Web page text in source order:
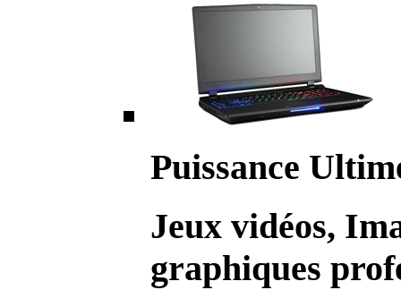
Puissance
Jeux vidéos,
graphiques